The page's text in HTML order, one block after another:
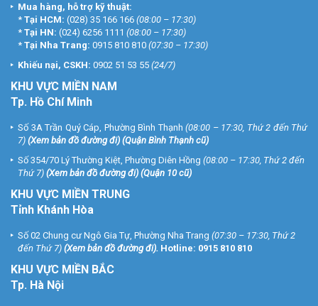
Mua hàng, hỗ trợ kỹ thuật:
* Tại HCM: (028) 35 166 166 (08:00 – 17:30)
* Tại HN: (024) 6256 1111 (08:00 – 17:30)
* Tại Nha Trang: 0915 810 810 (07:30 – 17:30)
Khiếu nại, CSKH: 0902 51 53 55 (24/7)
KHU VỰC MIỀN NAM
Tp. Hồ Chí Minh
Số 3A Trần Quý Cáp, Phường Bình Thạnh (08:00 – 17:30, Thứ 2 đến Thứ
7) (Xem bản đồ đường đi) (Quận Bình Thạnh cũ)
Số 354/70 Lý Thường Kiệt, Phường Diên Hồng (08:00 – 17:30, Thứ 2 đến
Thứ 7) (Xem bản đồ đường đi) (Quận 10 cũ)
KHU VỰC MIỀN TRUNG
Tỉnh Khánh Hòa
Số 02 Chung cư Ngô Gia Tự, Phường Nha Trang (07:30 – 17:30, Thứ 2
đến Thứ 7) (Xem bản đồ đường đi). Hotline: 0915 810 810
KHU VỰC MIỀN BẮC
Tp. Hà Nội